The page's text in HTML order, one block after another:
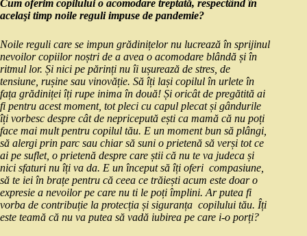
Cum oferim copilului o acomodare treptată, respectând în
acelaşi timp noile reguli impuse de pandemie?
Noile reguli care se impun grădinițelor nu lucrează în sprijinul
nevoilor copiilor noștri de a avea o acomodare blândă și în
ritmul lor. Și nici pe părinți nu îi ușurează de stres, de
tensiune, rușine sau vinovăție. Să îți lași copilul în urlete în
fața grădiniței îți rupe inima în două! Și oricât de pregătită ai
fi pentru acest moment, tot pleci cu capul plecat și gândurile
îți vorbesc despre cât de nepricepută ești ca mamă că nu poți
face mai mult pentru copilul tău. E un moment bun să plângi,
să alergi prin parc sau chiar să suni o prietenă să verși tot ce
ai pe suflet, o prietenă despre care știi că nu te va judeca și
nici sfaturi nu îți va da. E un început să îți oferi compasiune,
să te iei în brațe pentru că ceea ce trăiești acum este doar o
expresie a nevoilor pe care nu ti le poți împlini. Ar putea fi
vorba de contribuție la protecția și siguranța copilului tău. Îți
este teamă că nu va putea să vadă iubirea pe care i-o porți?